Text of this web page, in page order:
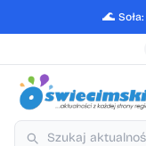
🌊 Soła: